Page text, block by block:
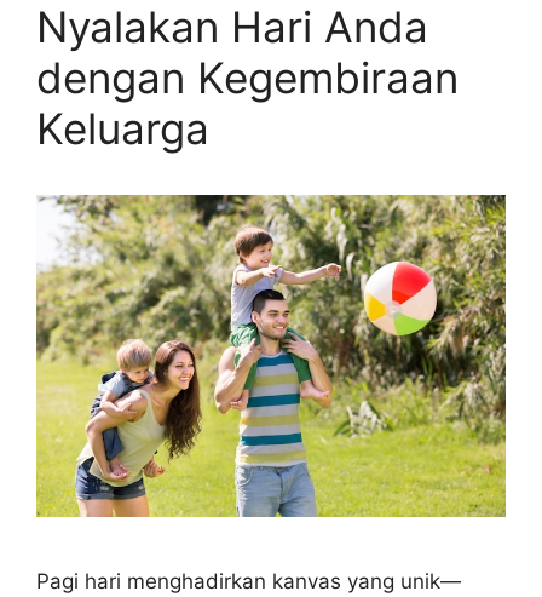
Nyalakan Hari Anda
dengan Kegembiraan
Keluarga
Pagi hari menghadirkan kanvas yang unik—